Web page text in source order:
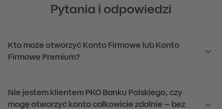
Gdy Twoje konto będzie aktywne, poinformujemy Cię
Pytania i odpowiedzi
Kto może otworzyć Konto Firmowe lub Konto
Firmowe Premium?
Nie jestem klientem PKO Banku Polskiego, czy
mogę otworzyć konto całkowicie zdalnie – bez